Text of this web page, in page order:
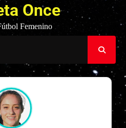
Once
Femenino